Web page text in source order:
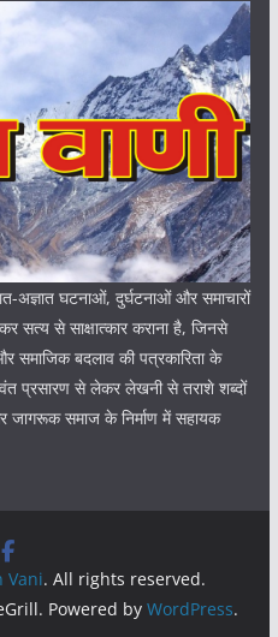
अज्ञात घटनाओं, दुर्घटनाओं और समाचारों
सत्य से साक्षात्कार कराना है, जिनसे
समाजिक बदलाव की पत्रकारिता के
प्रसारण से लेकर लेखनी से तराशे शब्दों
समाज के निर्माण में सहायक
Vani. All rights reserved.
Powered by WordPress.